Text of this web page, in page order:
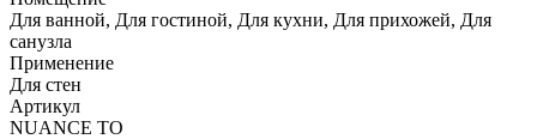
Для ванной, Для гостиной, Для кухни, Для прихожей, Для
санузла
Применение
Для стен
Артикул
NUANCE TO